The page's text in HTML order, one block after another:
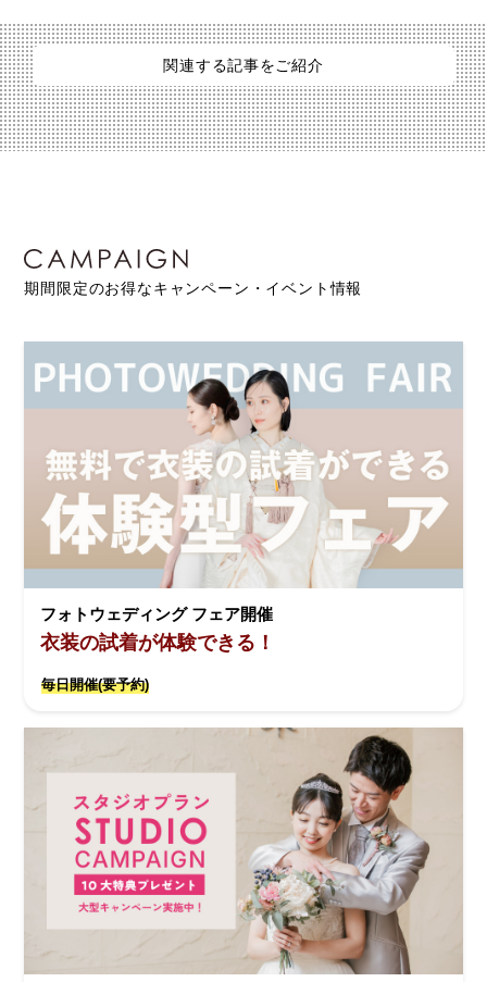
関連する記事をご紹介
期間限定のお得なキャンペーン・イベント情報
フォトウェディング フェア開催
衣装の試着が体験できる！
毎日開催(要予約)